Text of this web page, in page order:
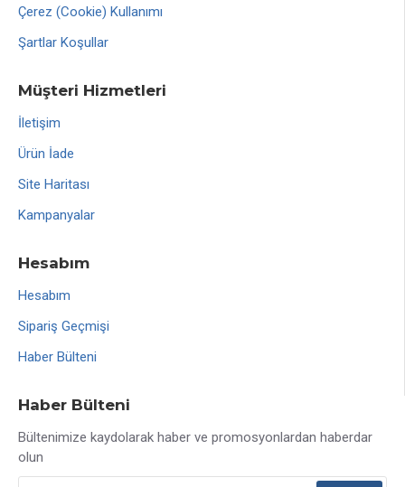
Çerez (Cookie) Kullanımı
Şartlar Koşullar
Müşteri Hizmetleri
İletişim
Ürün İade
Site Haritası
Kampanyalar
Hesabım
Hesabım
Sipariş Geçmişi
Haber Bülteni
Haber Bülteni
Bültenimize kaydolarak haber ve promosyonlardan haberdar
olun